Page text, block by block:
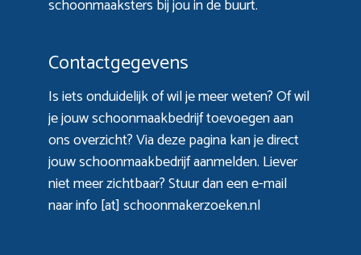
schoonmaaksters bij jou in de buurt.
Contactgegevens
Is iets onduidelijk of wil je meer weten? Of wil
je jouw schoonmaakbedrijf toevoegen aan
ons overzicht? Viadeze paginakan je direct
jouw schoonmaakbedrijf aanmelden. Liever
niet meer zichtbaar? Stuur dan een e-mail
naar info [at] schoonmakerzoeken.nl